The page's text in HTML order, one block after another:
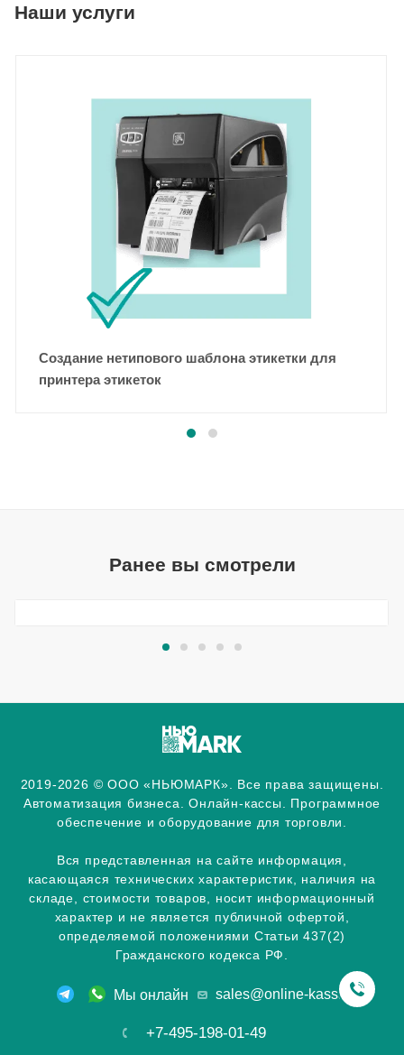
Наши услуги
Создание нетипового шаблона этикетки для
принтера этикеток
Ранее вы смотрели
2019-2026 © ООО «НЬЮМАРК». Все права защищены.
Автоматизация бизнеса. Онлайн-кассы. Программное
обеспечение и оборудование для торговли.
Вся представленная на сайте информация,
касающаяся технических характеристик, наличия на
складе, стоимости товаров, носит информационный
характер и не является публичной офертой,
определяемой положениями Статьи 437(2)
Гражданского кодекса РФ.
Мы онлайн sales@online-kassa.info
+7-495-198-01-49